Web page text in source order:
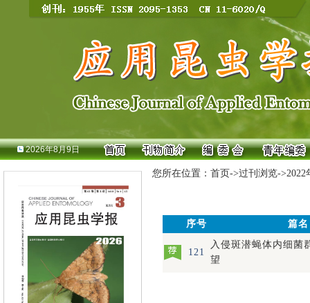
2026年8月9日
您所在位置： 首页->过刊浏览->2022
序号 篇名
121
入侵斑潜蝇体内细菌
望